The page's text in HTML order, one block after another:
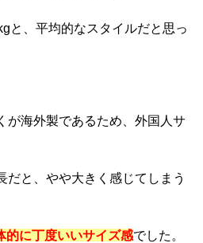
と、平均的なスタイルだと思っ
が海外製であるため、外国人サ
だと、やや大きく感じてしまう
に丁度いいサイズ感でした。